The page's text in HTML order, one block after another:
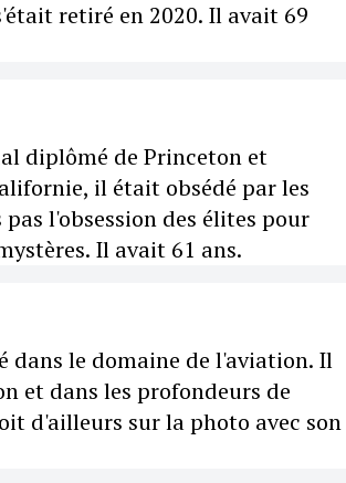
retiré en 2020. Il avait 69
diplômé de Princeton et
il était obsédé par les
l'obsession des élites pour
Il avait 61 ans.
dans le domaine de l'aviation. Il
et dans les profondeurs de
d'ailleurs sur la photo avec son